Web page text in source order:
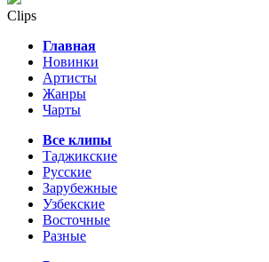
Clips
Главная
Новинки
Артисты
Жанры
Чарты
Все клипы
Таджикские
Русские
Зарубежные
Узбекские
Восточные
Разные